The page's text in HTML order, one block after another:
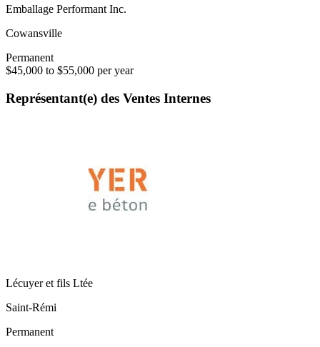
Emballage Performant Inc.
Cowansville
Permanent
$45,000 to $55,000 per year
Représentant(e) des Ventes Internes
Lécuyer et fils Ltée
Saint-Rémi
Permanent